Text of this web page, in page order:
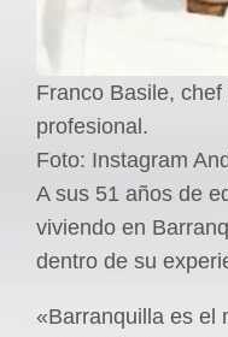
Franco Basile,
profesional.
Foto: Instagram
A sus 51 años de
viviendo en
dentro de su
«Barranquilla es el